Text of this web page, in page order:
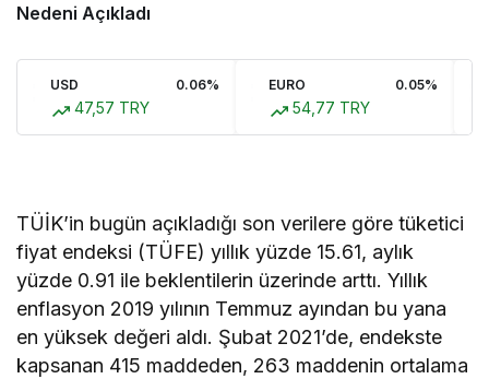
Nedeni Açıkladı
USD 0.06%
47,57 TRY
EURO 0.05%
54,77 TRY
TÜİK’in bugün açıkladığı son verilere göre tüketici
fiyat endeksi (TÜFE) yıllık yüzde 15.61, aylık
yüzde 0.91 ile beklentilerin üzerinde arttı. Yıllık
enflasyon 2019 yılının Temmuz ayından bu yana
en yüksek değeri aldı. Şubat 2021’de, endekste
kapsanan 415 maddeden, 263 maddenin ortalama